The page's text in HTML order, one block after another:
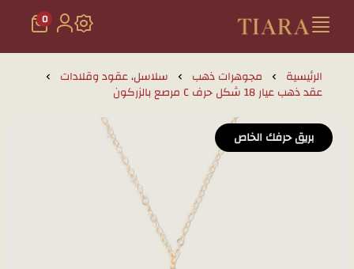
تيارا للذهب والمجوهرات
0
الرئيسية مجوهرات ذهب سلاسل، عقود وقلادات
عقد ذهب عيار 18 شكل حرف C مرصع بالزركون
بريق حرفك الخاص